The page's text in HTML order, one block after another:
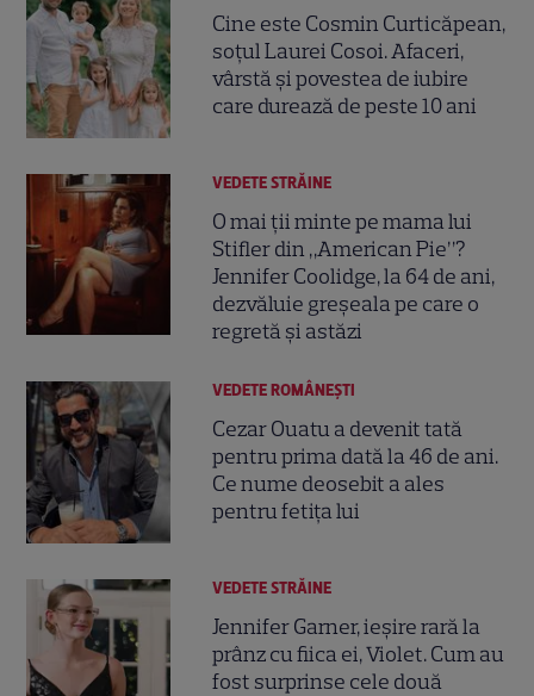
Cine este Cosmin Curticăpean,
soțul Laurei Cosoi. Afaceri,
vârstă și povestea de iubire
care durează de peste 10 ani
VEDETE STRĂINE
O mai ții minte pe mama lui
Stifler din „American Pie”?
Jennifer Coolidge, la 64 de ani,
dezvăluie greșeala pe care o
regretă și astăzi
VEDETE ROMÂNEŞTI
Cezar Ouatu a devenit tată
pentru prima dată la 46 de ani.
Ce nume deosebit a ales
pentru fetița lui
VEDETE STRĂINE
Jennifer Garner, ieșire rară la
prânz cu fiica ei, Violet. Cum au
fost surprinse cele două